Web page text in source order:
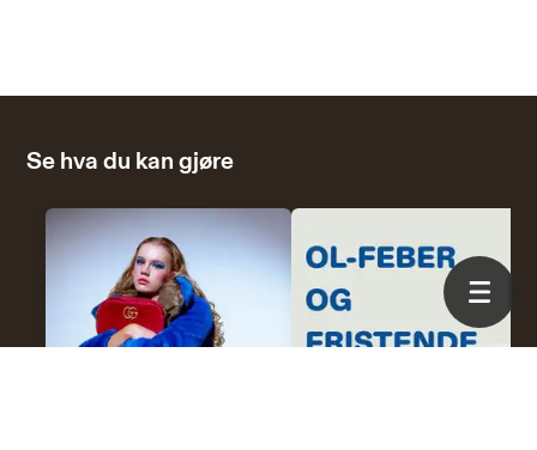
Se hva du kan gjøre